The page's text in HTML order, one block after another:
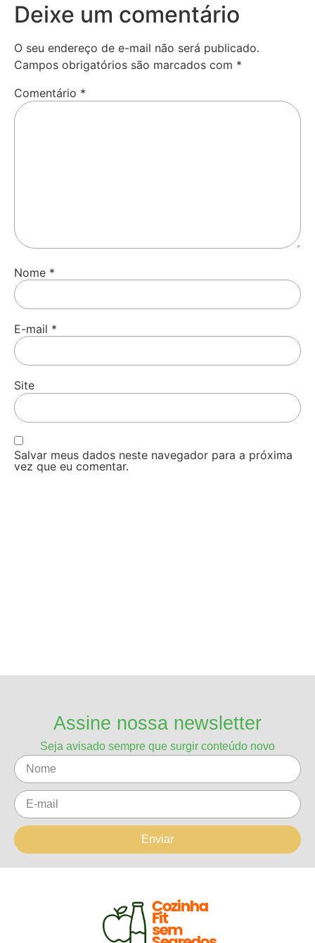
Deixe um comentário
O seu endereço de e-mail não será publicado.
Campos obrigatórios são marcados com *
Comentário *
Nome *
E-mail *
Site
Salvar meus dados neste navegador para a próxima
vez que eu comentar.
Assine nossa newsletter
Seja avisado sempre que surgir conteúdo novo
Enviar